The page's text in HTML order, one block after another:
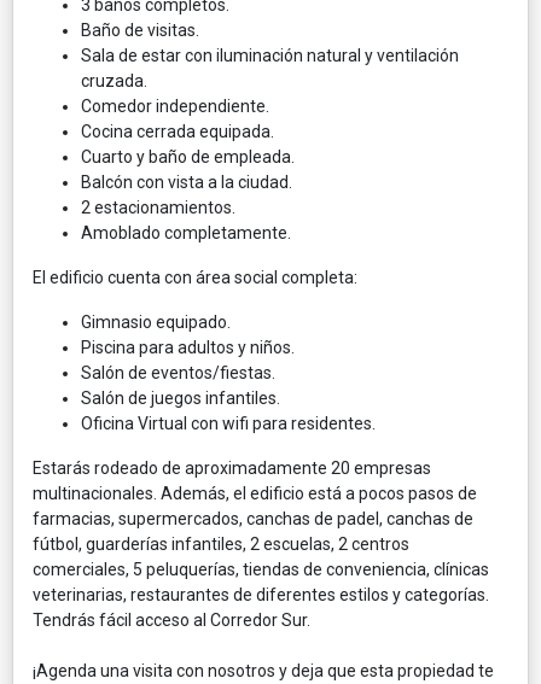
3 baños completos.
Baño de visitas.
Sala de estar con iluminación natural y ventilación
cruzada.
Comedor independiente.
Cocina cerrada equipada.
Cuarto y baño de empleada.
Balcón con vista a la ciudad.
2 estacionamientos.
Amoblado completamente.
El edificio cuenta con área social completa:
Gimnasio equipado.
Piscina para adultos y niños.
Salón de eventos/fiestas.
Salón de juegos infantiles.
Oficina Virtual con wifi para residentes.
Estarás rodeado de aproximadamente 20 empresas
multinacionales. Además, el edificio está a pocos pasos de
farmacias, supermercados, canchas de padel, canchas de
fútbol, guarderías infantiles, 2 escuelas, 2 centros
comerciales, 5 peluquerías, tiendas de conveniencia, clínicas
veterinarias, restaurantes de diferentes estilos y categorías.
Tendrás fácil acceso al Corredor Sur.
¡Agenda una visita con nosotros y deja que esta propiedad te